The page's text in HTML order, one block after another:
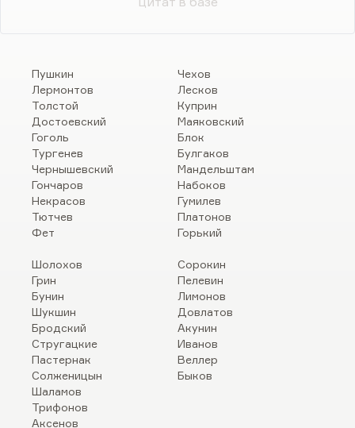
Пушкин
Лермонтов
Толстой
Достоевский
Гоголь
Тургенев
Чернышевский
Гончаров
Некрасов
Тютчев
Фет
Чехов
Лесков
Куприн
Маяковский
Блок
Булгаков
Мандельштам
Набоков
Гумилев
Платонов
Горький
Шолохов
Грин
Бунин
Шукшин
Бродский
Стругацкие
Пастернак
Солженицын
Шаламов
Трифонов
Аксенов
Сорокин
Пелевин
Лимонов
Довлатов
Акунин
Иванов
Веллер
Быков